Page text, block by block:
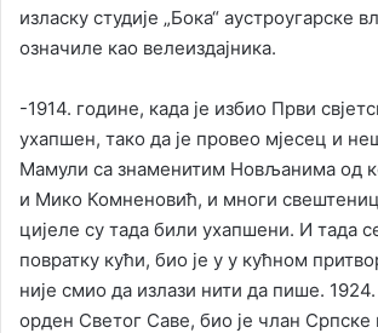
изласку студије „Бока“ аустроугарске
означиле као велеиздајника.
-1914. године, када је избио Први
ухапшен, тако да је провео мјесец и
Мамули са знаменитим Новљанима од
и Мико Комненовић, и многи
цијеле су тада били ухапшени. И тада
повратку кући, био је у у кућном
није смио да излази нити да пише.
орден Светог Саве, био је члан